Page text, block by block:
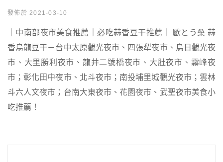
發佈於 2021-03-10
｜中南部夜市美食推薦｜必吃蒜香豆干推薦｜ 歐とう桑 蒜
香烏龍豆干－台中太原觀光夜市、四張犁夜市、烏日觀光夜
市、大里勝利夜市、龍井二號橋夜市、大肚夜市、霧峰夜
市；彰化田中夜市、北斗夜市；南投埔里城觀光夜市；雲林
斗六人文夜市；台南大東夜市、花園夜市、武聖夜市美食小
吃推薦！